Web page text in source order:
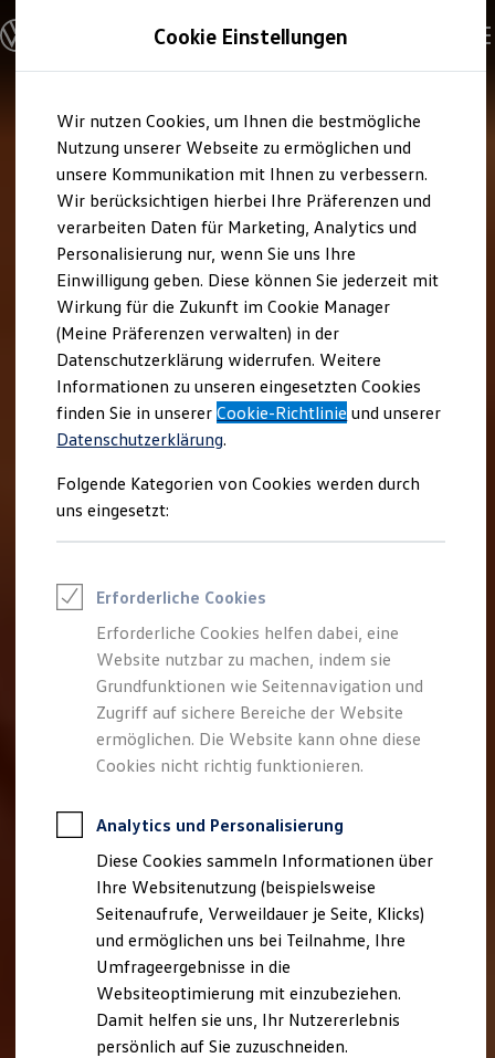
Hauptinhalt
springen
Footer
springen
Modelle und Konfigurator
Konfigurator
Modelle vergleichen
Elektroautos
ENERGY Sondermodelle
Nutzfahrzeuge
SUV und CUV
Familienautos
Kombis
Kompaktwagen
Sportwagen
Schnell verfügbare Fahrzeuge
Angebote und Produkte
Aktuelle Angebote
E-Auto-Förderung
Volkswagen Marktplatz
Die ENERGY Sondermodelle
Junge Gebrauchtwagen und Gebrauchtwagen
Volkswagen Zertifizierte Gebrauchtwagen
Elektromobilität bei Gebrauchtwagen
Saisonangebote
Reifenpakete
Leasing
Leasing-Angebote
Elektroauto Leasing
Kleinwagen-Leasing
Leasing ohne Anzahlung
Finanzierung
Autokredit mit Schlussrate
Versicherungen und Garantien
Kfz-Versicherung
Restschuldversicherungen
Garantien
Professional Class bei Volkswagen
Behörden
Direktkunden
Sonderfahrzeuge
Anpfiff zum Gewinn
Elektromobilität
Elektroautos
ID. Tutorials
Elektrofahrzeugkonzepte
ID. EVERY1
Reichweite
Cookie Einstellungen
Wir nutzen Cookies, um Ihnen die bestmögliche
Nutzung unserer Webseite zu ermöglichen und
unsere Kommunikation mit Ihnen zu verbessern.
Wir berücksichtigen hierbei Ihre Präferenzen und
verarbeiten Daten für Marketing, Analytics und
Personalisierung nur, wenn Sie uns Ihre
Einwilligung geben. Diese können Sie jederzeit mit
Wirkung für die Zukunft im Cookie Manager
(Meine Präferenzen verwalten) in der
Datenschutzerklärung widerrufen. Weitere
Informationen zu unseren eingesetzten Cookies
finden Sie in unsererCookie-Richtlinie und unserer
Datenschutzerklärung.
Folgende Kategorien von Cookies werden durch
uns eingesetzt:
Erforderliche Cookies
Erforderliche Cookies helfen dabei, eine
Website nutzbar zu machen, indem sie
Grundfunktionen wie Seitennavigation und
Zugriff auf sichere Bereiche der Website
ermöglichen. Die Website kann ohne diese
Cookies nicht richtig funktionieren.
Analytics und Personalisierung
Diese Cookies sammeln Informationen über
Ihre Websitenutzung (beispielsweise
Seitenaufrufe, Verweildauer je Seite, Klicks)
und ermöglichen uns bei Teilnahme, Ihre
Umfrageergebnisse in die
Websiteoptimierung mit einzubeziehen.
Damit helfen sie uns, Ihr Nutzererlebnis
persönlich auf Sie zuzuschneiden.